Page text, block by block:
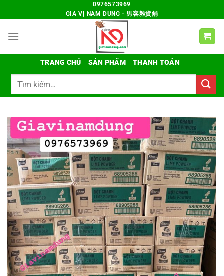
đến
dung
0976573969
GIA VỊ NAM DUNG - 男容雜貨舖
TRANG CHỦ SẢN PHẨM
THANH TOÁN
Tìm